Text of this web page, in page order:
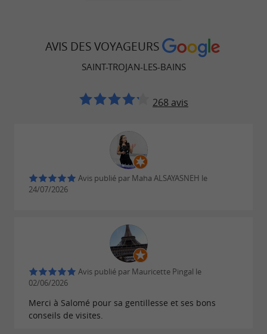
En plus des plages et de la forêt, la ville de
l’île d’Oléron propose de
nombreuses
, surtout en période estivale : pêche,
vélo, tennis, voile ou encore découverte du
authentique, dirigez-vous vers le
ostréicole de Saint-Trojanpour découvrir un
Pour vous détendre et prendre soin de
vous, Saint-Trojan-les-Bains dispose aussi
d’un
AVIS DES VOYAGEURS
SAINT-TROJAN-LES-BAINS
268 avis
Avis publié par Maha ALSAYASNEH le
24/07/2026
Avis publié par Mauricette Pingal le
02/06/2026
Merci à Salomé pour sa gentillesse et ses bons
conseils de visites.